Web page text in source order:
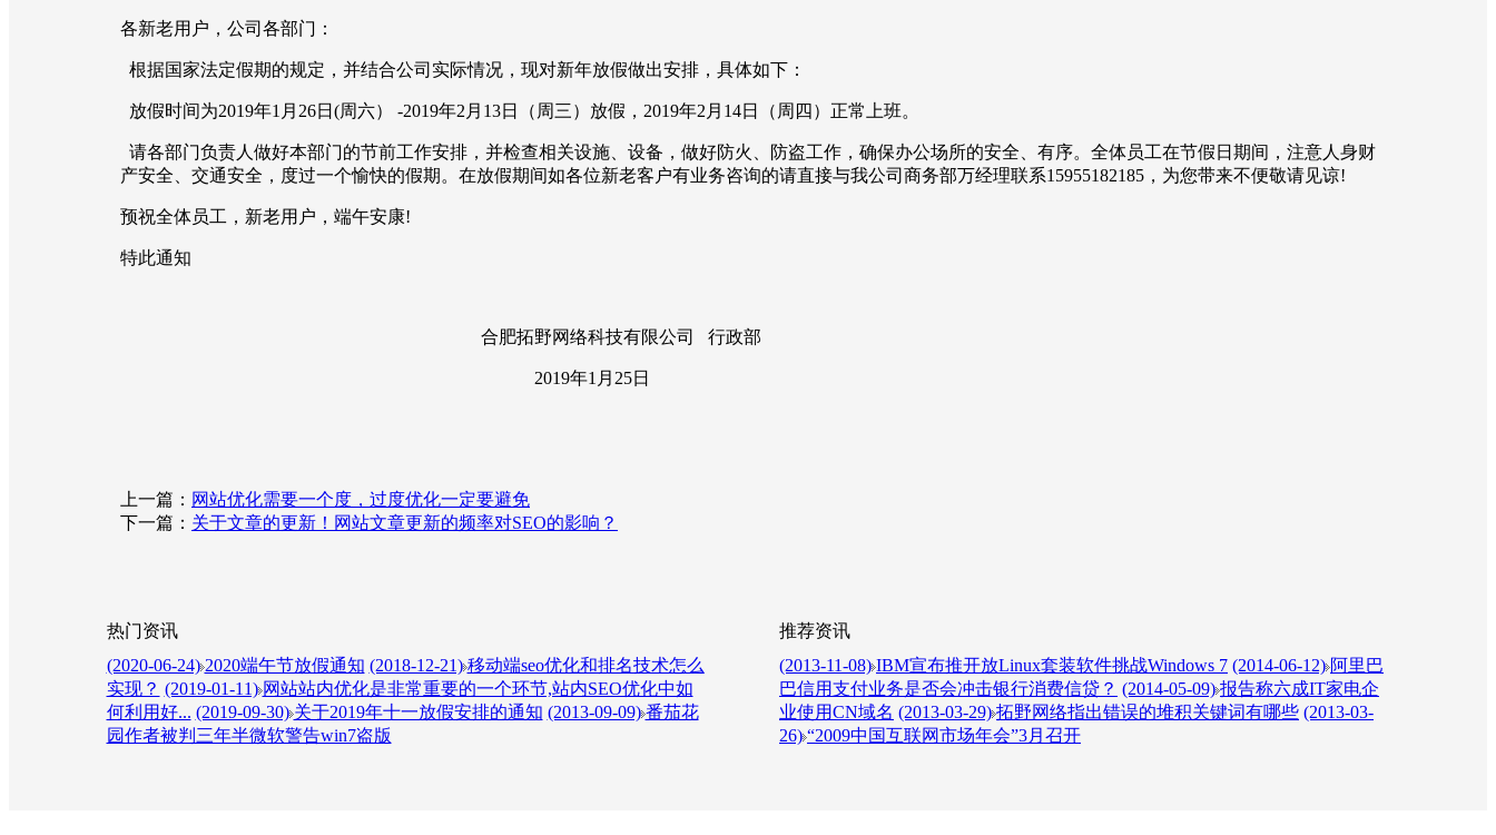
各新老用户，公司各部门：
根据国家法定假期的规定，并结合公司实际情况，现对新年放假做出安排，具体如下：
放假时间为2019年1月26日(周六） -2019年2月13日（周三）放假，2019年2月14日（周四）正常上班。
请各部门负责人做好本部门的节前工作安排，并检查相关设施、设备，做好防火、防盗工作，确保办公场所的安全、有序。全体员工在节假日期间，注意人身财
产安全、交通安全，度过一个愉快的假期。在放假期间如各位新老客户有业务咨询的请直接与我公司商务部万经理联系15955182185，为您带来不便敬请见谅!
预祝全体员工，新老用户，端午安康!
特此通知
合肥拓野网络科技有限公司 行政部
2019年1月25日
上一篇： 网站优化需要一个度，过度优化一定要避免
下一篇： 关于文章的更新！网站文章更新的频率对SEO的影响？
热门资讯
(2020-06-24) 2020端午节放假通知 (2018-12-21) 移动端seo优化和排名技术怎么
实现？ (2019-01-11) 网站站内优化是非常重要的一个环节,站内SEO优化中如
何利用好... (2019-09-30) 关于2019年十一放假安排的通知 (2013-09-09) 番茄花
园作者被判三年半微软警告win7盗版
推荐资讯
(2013-11-08) IBM宣布推开放Linux套装软件挑战Windows 7 (2014-06-12) 阿里巴
巴信用支付业务是否会冲击银行消费信贷？ (2014-05-09) 报告称六成IT家电企
业使用CN域名 (2013-03-29) 拓野网络指出错误的堆积关键词有哪些 (2013-03-
26) “2009中国互联网市场年会”3月召开